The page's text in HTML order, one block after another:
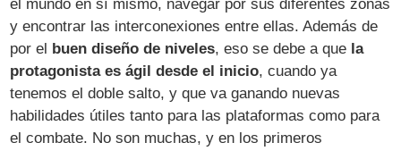
el mundo en sí mismo, navegar por sus diferentes zonas
y encontrar las interconexiones entre ellas. Además de
por el buen diseño de niveles, eso se debe a que la
protagonista es ágil desde el inicio, cuando ya
tenemos el doble salto, y que va ganando nuevas
habilidades útiles tanto para las plataformas como para
el combate. No son muchas, y en los primeros